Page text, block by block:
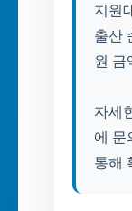
지원
출산
원 금
자세
에 문
통해